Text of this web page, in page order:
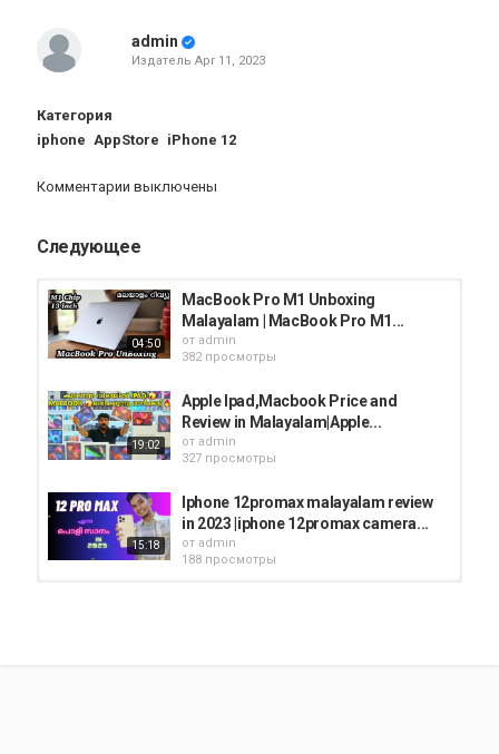
admin
Издатель Apr 11, 2023
Категория
iphone AppStore iPhone 12
Комментарии выключены
Следующее
04:50
MacBook Pro M1 Unboxing
Malayalam | MacBook Pro M1...
от admin
382 просмотры
19:02
Apple Ipad,Macbook Price and
Review in Malayalam|Apple...
от admin
327 просмотры
15:18
Iphone 12promax malayalam review
in 2023 |iphone 12promax camera...
от admin
188 просмотры